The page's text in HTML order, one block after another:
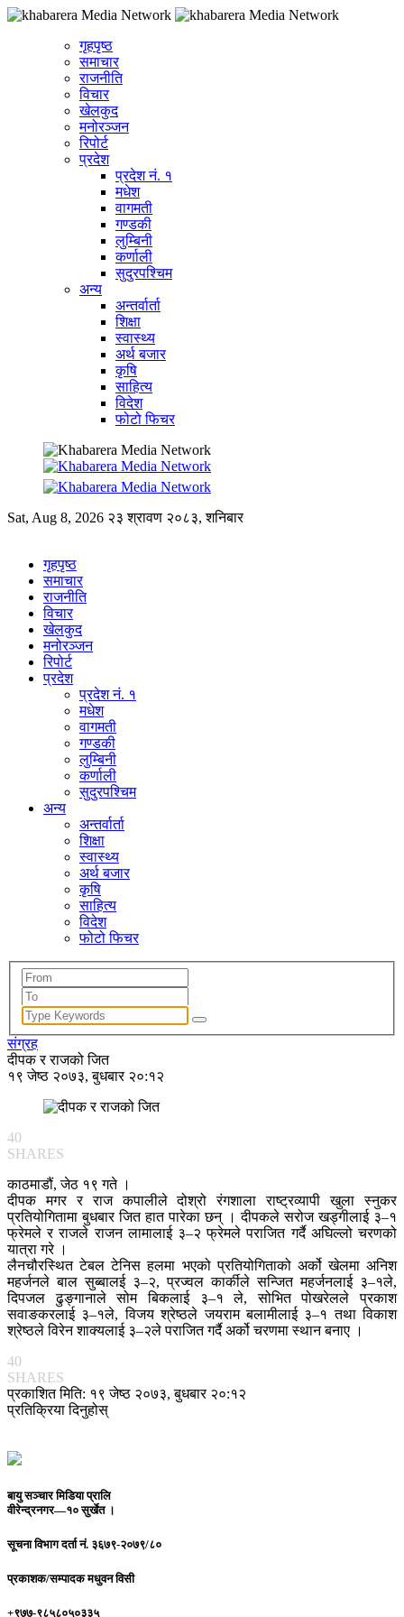
गृहपृष्ठ
समाचार
राजनीति
विचार
खेलकुद
मनोरञ्जन
रिपोर्ट
प्रदेश
प्रदेश नं. १
मधेश
वागमती
गण्डकी
लुम्बिनी
कर्णाली
सुदुरपश्चिम
अन्य
अन्तर्वार्ता
शिक्षा
स्वास्थ्य
अर्थ बजार
कृषि
साहित्य
विदेश
फोटो फिचर
Sat, Aug 8, 2026 २३ श्रावण २०८३, शनिबार
गृहपृष्ठ
समाचार
राजनीति
विचार
खेलकुद
मनोरञ्जन
रिपोर्ट
प्रदेश
प्रदेश नं. १
मधेश
वागमती
गण्डकी
लुम्बिनी
कर्णाली
सुदुरपश्चिम
अन्य
अन्तर्वार्ता
शिक्षा
स्वास्थ्य
अर्थ बजार
कृषि
साहित्य
विदेश
फोटो फिचर
संग्रह
दीपक र राजको जित
१९ जेष्ठ २०७३, बुधबार २०:१२
40
SHARES
काठमाडौं, जेठ १९ गते ।
दीपक मगर र राज कपालीले दोश्रो रंगशाला राष्ट्रव्यापी खुला स्नुकर
प्रतियोगितामा बुधबार जित हात पारेका छन् । दीपकले सरोज खड्गीलाई ३–१
फ्रेमले र राजले राजन लामालाई ३–२ फ्रेमले पराजित गर्दै अघिल्लो चरणको
यात्रा गरे ।
लैनचौरस्थित टेबल टेनिस हलमा भएको प्रतियोगिताको अर्को खेलमा अनिश
महर्जनले बाल सुब्बालई ३–२, प्रज्वल कार्कीले सन्जित महर्जनलाई ३–१ले,
दिपजल ढुङ्गानाले सोम बिकलाई ३–१ ले, सोभित पोखरेलले प्रकाश
सवाङकरलाई ३–१ले, विजय श्रेष्ठले जयराम बलामीलाई ३–१ तथा विकाश
श्रेष्ठले विरेन शाक्यलाई ३–२ले पराजित गर्दै अर्को चरणमा स्थान बनाए ।
40
SHARES
प्रकाशित मिति: १९ जेष्ठ २०७३, बुधबार २०:१२
प्रतिक्रिया दिनुहोस्
बायु सञ्चार मिडिया प्रालि
वीरेन्द्रनगर—१० सुर्खेत ।
सूचना विभाग दर्ता नं. ३६७९-२०७९/८०
प्रकाशक/सम्पादकमधुवन विसी
+९७७-९८५८०५०३३५